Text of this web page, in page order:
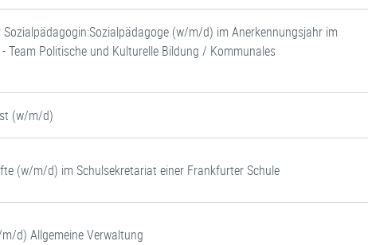
Sozialpädagogin:Sozialpädagoge (w/m/d) im Anerkennungsjahr im
Team Politische und Kulturelle Bildung / Kommunales
(w/m/d)
(w/m/d) im Schulsekretariat einer Frankfurter Schule
d) Allgemeine Verwaltung